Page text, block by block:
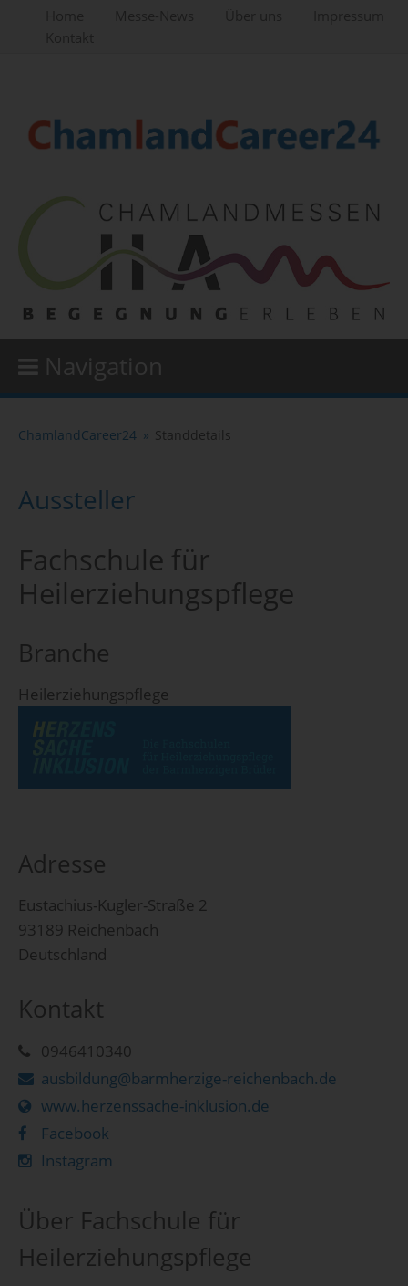
Navigation
ChamlandCareer24 Standdetails
Aussteller
Fachschule für
Heilerziehungspflege
Branche
Heilerziehungspflege
Adresse
Eustachius-Kugler-Straße 2
93189 Reichenbach
Deutschland
Kontakt
0946410340
ausbildung@barmherzige-reichenbach.de
www.herzenssache-inklusion.de
Facebook
Instagram
Über Fachschule für
Heilerziehungspflege